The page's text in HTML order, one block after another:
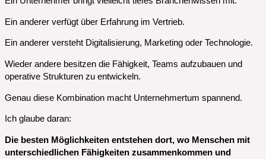
Ein anderer verfügt über Erfahrung im Vertrieb.
Ein anderer versteht Digitalisierung, Marketing oder Technologie.
Wieder andere besitzen die Fähigkeit, Teams aufzubauen und
operative Strukturen zu entwickeln.
Genau diese Kombination macht Unternehmertum spannend.
Ich glaube daran:
Die besten Möglichkeiten entstehen dort, wo Menschen mit
unterschiedlichen Fähigkeiten zusammenkommen und